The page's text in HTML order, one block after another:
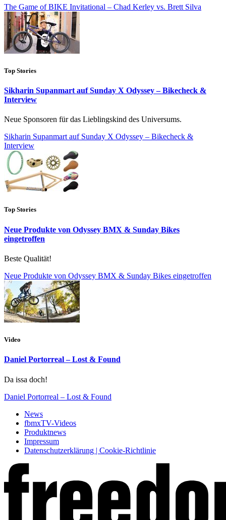
The Game of BIKE Invitational – Chad Kerley vs. Brett Silva
Top Stories
Sikharin Supanmart auf Sunday X Odyssey – Bikecheck &
Interview
Neue Sponsoren für das Lieblingskind des Universums.
Sikharin Supanmart auf Sunday X Odyssey – Bikecheck &
Interview
Top Stories
Neue Produkte von Odyssey BMX & Sunday Bikes
eingetroffen
Beste Qualität!
Neue Produkte von Odyssey BMX & Sunday Bikes eingetroffen
Video
Daniel Portorreal – Lost & Found
Da issa doch!
Daniel Portorreal – Lost & Found
News
fbmxTV-Videos
Produktnews
Impressum
Datenschutzerklärung | Cookie-Richtlinie